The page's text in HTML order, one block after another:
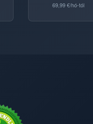
69,99 €/hó-tól